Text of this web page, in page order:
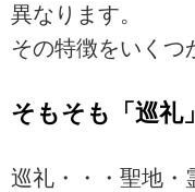
異なります。
その特徴をいくつ
そもそも「巡礼
巡礼・・・聖地・